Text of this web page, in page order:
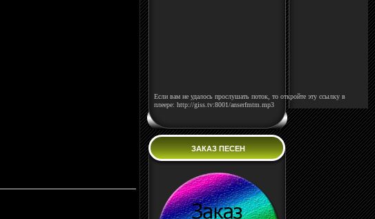
Если вам не удалось прослушать поток, то откройте эту ссылку в
плеере: http://giss.tv:8001/anserfmtm.mp3
ЗАКАЗ ПЕСЕН